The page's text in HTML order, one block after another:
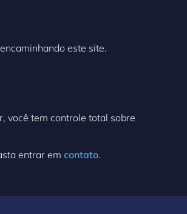
este site.
você tem controle total sobre
entrar em contato.